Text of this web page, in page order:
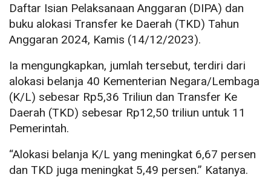
Daftar Isian Pelaksanaan Anggaran (DIPA) dan
buku alokasi Transfer ke Daerah (TKD) Tahun
Anggaran 2024, Kamis (14/12/2023).
Ia mengungkapkan, jumlah tersebut, terdiri dari
alokasi belanja 40 Kementerian Negara/Lembaga
(K/L) sebesar Rp5,36 Triliun dan Transfer Ke
Daerah (TKD) sebesar Rp12,50 triliun untuk 11
Pemerintah.
“Alokasi belanja K/L yang meningkat 6,67 persen
dan TKD juga meningkat 5,49 persen.” Katanya.